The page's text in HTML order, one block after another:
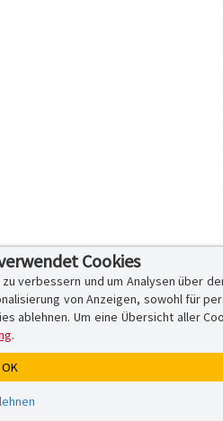
Cookies
verbessern und um Analysen über
von Anzeigen, sowohl für
ablehnen. Um eine Übersicht aller
.
OK